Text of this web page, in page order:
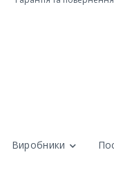
Виробники